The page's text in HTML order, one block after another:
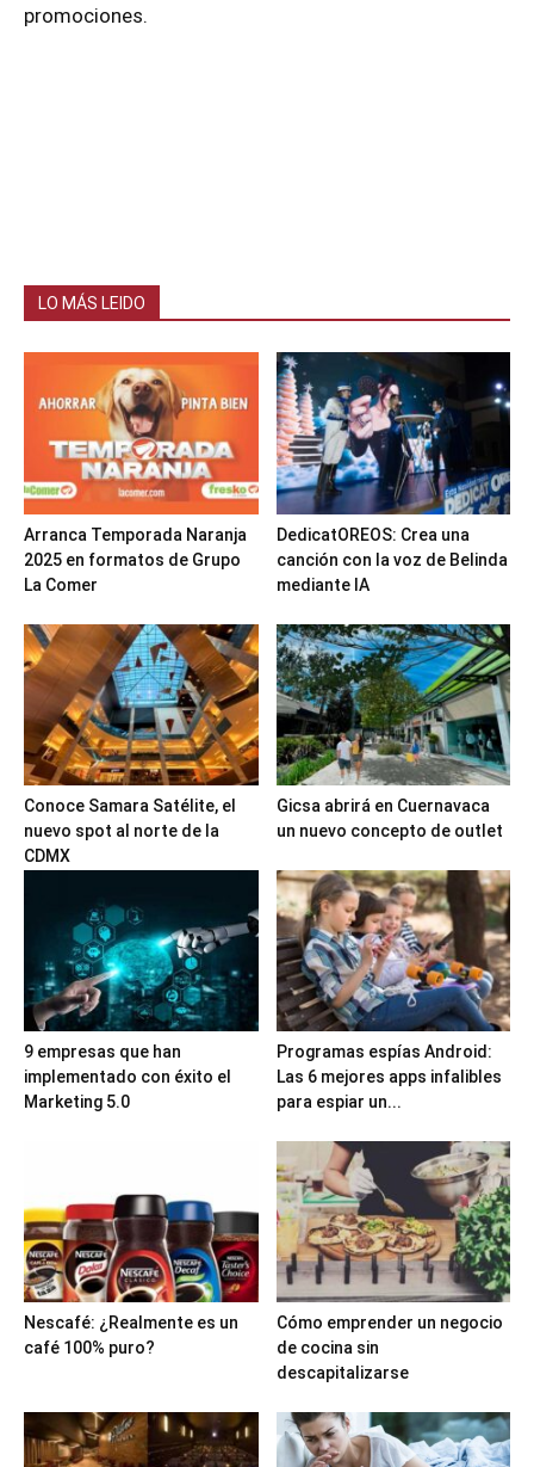
promociones.
LO MÁS LEIDO
Arranca Temporada Naranja
2025 en formatos de Grupo
La Comer
DedicatOREOS: Crea una
canción con la voz de Belinda
mediante IA
Conoce Samara Satélite, el
nuevo spot al norte de la
CDMX
Gicsa abrirá en Cuernavaca
un nuevo concepto de outlet
9 empresas que han
implementado con éxito el
Marketing 5.0
Programas espías Android:
Las 6 mejores apps infalibles
para espiar un...
Nescafé: ¿Realmente es un
café 100% puro?
Cómo emprender un negocio
de cocina sin
descapitalizarse